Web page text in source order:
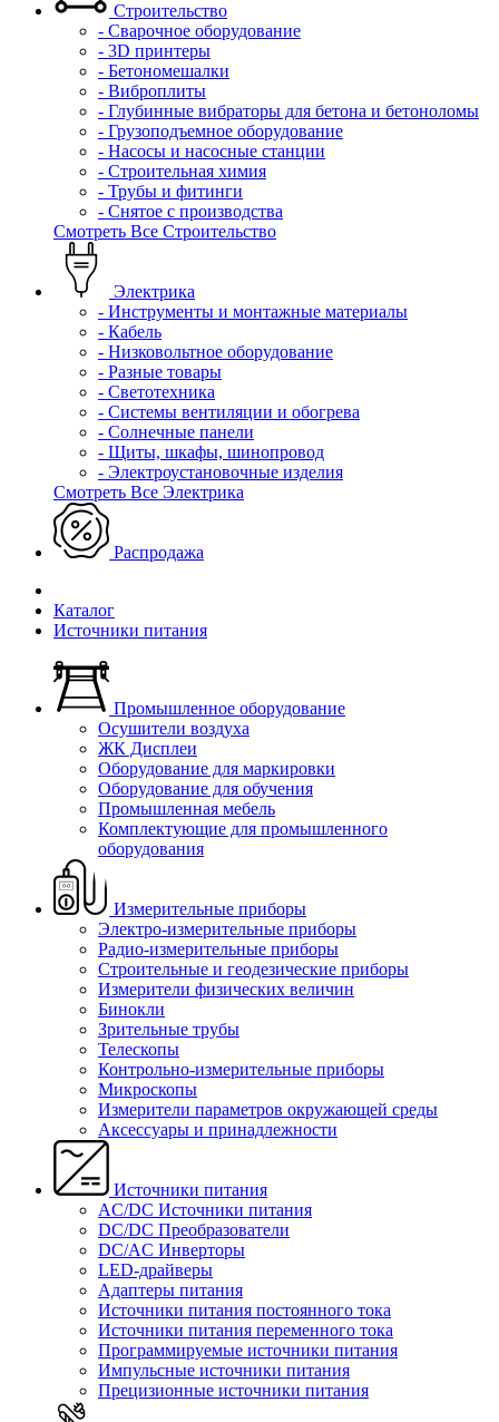
Строительство
- Сварочное оборудование
- 3D принтеры
- Бетономешалки
- Виброплиты
- Глубинные вибраторы для бетона и бетоноломы
- Грузоподъемное оборудование
- Насосы и насосные станции
- Строительная химия
- Трубы и фитинги
- Снятое с производства
Смотреть Все Строительство
Электрика
- Инструменты и монтажные материалы
- Кабель
- Низковольтное оборудование
- Разные товары
- Светотехника
- Системы вентиляции и обогрева
- Солнечные панели
- Щиты, шкафы, шинопровод
- Электроустановочные изделия
Смотреть Все Электрика
Распродажа
Каталог
Источники питания
Промышленное оборудование
Осушители воздуха
ЖК Дисплеи
Оборудование для маркировки
Оборудование для обучения
Промышленная мебель
Комплектующие для промышленного
оборудования
Измерительные приборы
Электро-измерительные приборы
Радио-измерительные приборы
Строительные и геодезические приборы
Измерители физических величин
Бинокли
Зрительные трубы
Телескопы
Контрольно-измерительные приборы
Микроскопы
Измерители параметров окружающей среды
Аксессуары и принадлежности
Источники питания
AC/DC Источники питания
DC/DC Преобразователи
DC/AC Инверторы
LED-драйверы
Адаптеры питания
Источники питания постоянного тока
Источники питания переменного тока
Программируемые источники питания
Импульсные источники питания
Прецизионные источники питания